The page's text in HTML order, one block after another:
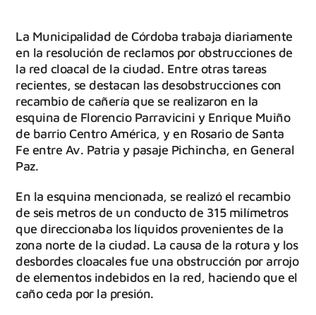
La Municipalidad de Córdoba trabaja diariamente
en la resolución de reclamos por obstrucciones de
la red cloacal de la ciudad. Entre otras tareas
recientes, se destacan las desobstrucciones con
recambio de cañería que se realizaron en la
esquina de Florencio Parravicini y Enrique Muiño
de barrio Centro América, y en Rosario de Santa
Fe entre Av. Patria y pasaje Pichincha, en General
Paz.
En la esquina mencionada, se realizó el recambio
de seis metros de un conducto de 315 milímetros
que direccionaba los líquidos provenientes de la
zona norte de la ciudad. La causa de la rotura y los
desbordes cloacales fue una obstrucción por arrojo
de elementos indebidos en la red, haciendo que el
caño ceda por la presión.